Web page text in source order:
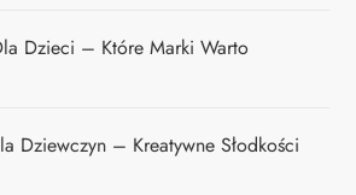
Dzieci – Które Marki Warto
Dziewczyn – Kreatywne Słodkości